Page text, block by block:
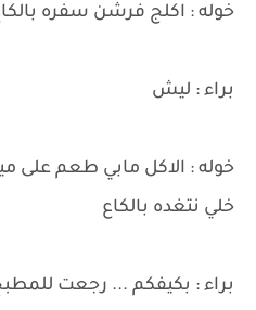
خوله : اكلج فرشن سفره
براء : ليش
خوله : الاكل مابي طعم على
خلي نتغده بالكاع
براء : بكيفكم ... رجعت